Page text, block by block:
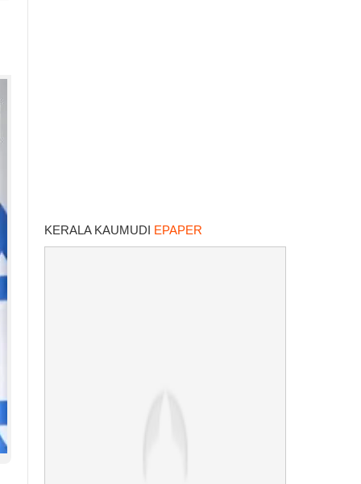
KERALA KAUMUDI EPAPER